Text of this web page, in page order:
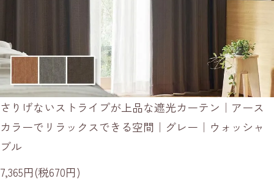
さりげないストライプが上品な遮光カーテン｜アース
カラーでリラックスできる空間｜グレー｜ウォッシャ
ブル
7,365円(税670円)